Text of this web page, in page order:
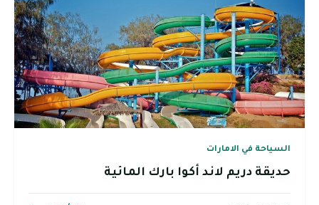
السياحة في الامارات
حديقة دريم لاند أكوا بارك المائية